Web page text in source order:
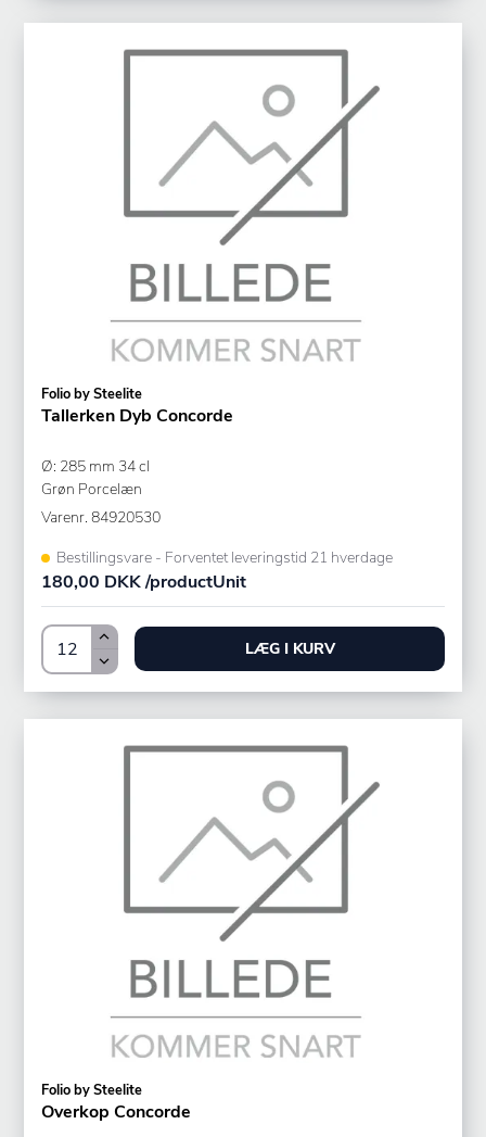
Folio by Steelite
Tallerken Dyb Concorde
Ø: 285 mm 34 cl
Grøn Porcelæn
Varenr. 84920530
Bestillingsvare - Forventet leveringstid 21 hverdage
180,00 DKK /productUnit
LÆG I KURV
Folio by Steelite
Overkop Concorde